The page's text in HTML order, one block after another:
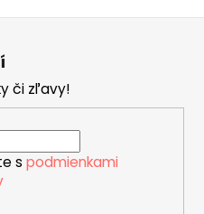
či zľavy!
s podmienkami